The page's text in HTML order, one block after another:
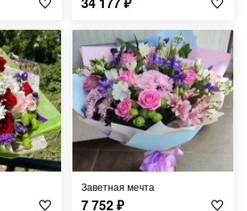
Заветная мечта
7 752₽